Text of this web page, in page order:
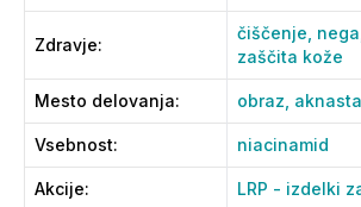
Zdravje:
čiščenje, nega,
zaščita kože
Mesto delovanja: obraz,
Vsebnost: niacinamid
Akcije: LRP - izdelki